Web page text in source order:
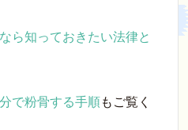
ら知っておきたい法律と
で粉骨する手順もご覧く